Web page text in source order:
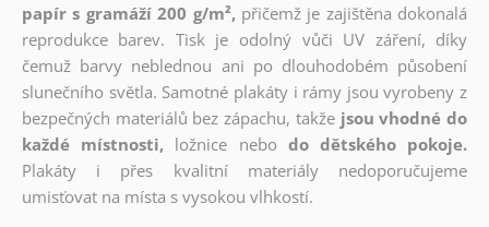
papír s gramáží 200 g/m², přičemž je zajištěna dokonalá
reprodukce barev. Tisk je odolný vůči UV záření, díky
čemuž barvy neblednou ani po dlouhodobém působení
slunečního světla. Samotné plakáty i rámy jsou vyrobeny z
bezpečných materiálů bez zápachu, takže jsou vhodné do
každé místnosti, ložnice nebo do dětského pokoje.
Plakáty i přes kvalitní materiály nedoporučujeme
umisťovat na místa s vysokou vlhkostí.